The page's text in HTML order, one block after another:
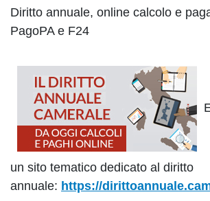
Diritto annuale, online calcolo e
PagoPA e F24
un sito tematico dedicato al diritto
annuale: https://